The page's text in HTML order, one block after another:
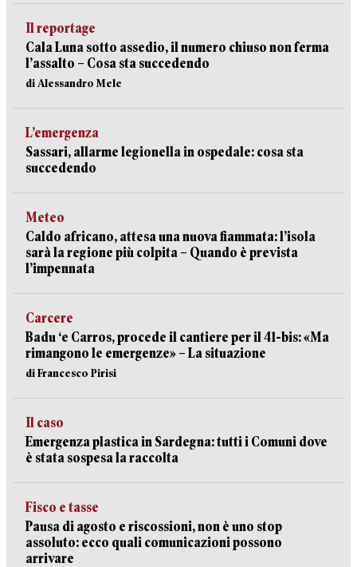
Il reportage
Cala Luna sotto assedio, il numero chiuso non ferma
l’assalto – Cosa sta succedendo
di Alessandro Mele
L’emergenza
Sassari, allarme legionella in ospedale: cosa sta
succedendo
Meteo
Caldo africano, attesa una nuova fiammata: l’isola
sarà la regione più colpita – Quando è prevista
l’impennata
Carcere
Badu ‘e Carros, procede il cantiere per il 41-bis: «Ma
rimangono le emergenze» – La situazione
di Francesco Pirisi
Il caso
Emergenza plastica in Sardegna: tutti i Comuni dove
è stata sospesa la raccolta
Fisco e tasse
Pausa di agosto e riscossioni, non è uno stop
assoluto: ecco quali comunicazioni possono
arrivare